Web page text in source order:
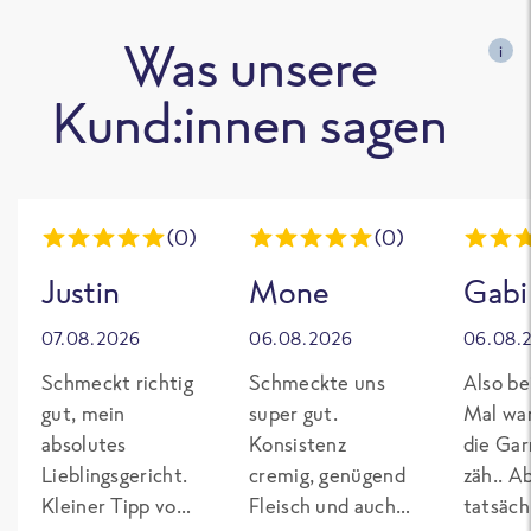
Was unsere
Kund:innen sagen
i
(0)
Justin
07.08.2026
Schmeckt richtig
gut, mein
absolutes
Lieblingsgericht.
Kleiner Tipp von
(0)
Mone
06.08.2026
Schmeckte uns
super gut.
Konsistenz
cremig, genügend
Fleisch und auch
Gabi
Also
Mal
die
zäh..